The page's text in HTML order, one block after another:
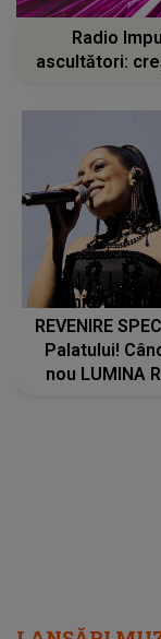
Radio
ascultători:
Tania
REVENIRE
Palatului!
nou LUMINA